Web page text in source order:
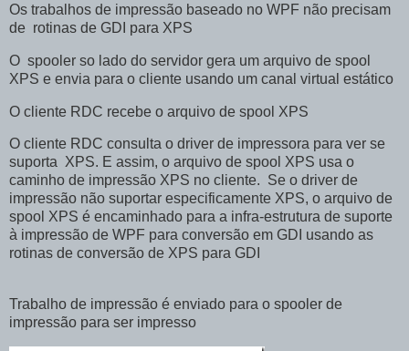
Os trabalhos de impressão baseado no WPF não precisam
de rotinas de GDI para XPS
O spooler so lado do servidor gera um arquivo de spool
XPS e envia para o cliente usando um canal virtual estático
O cliente RDC recebe o arquivo de spool XPS
O cliente RDC consulta o driver de impressora para ver se
suporta XPS. E assim, o arquivo de spool XPS usa o
caminho de impressão XPS no cliente. Se o driver de
impressão não suportar especificamente XPS, o arquivo de
spool XPS é encaminhado para a infra-estrutura de suporte
à impressão de WPF para conversão em GDI usando as
rotinas de conversão de XPS para GDI
Trabalho de impressão é enviado para o spooler de
impressão para ser impresso